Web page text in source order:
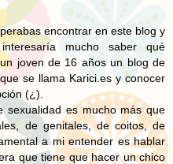
encontrar en este blog y
mucho saber qué
joven de 16 años un blog de
se llama Karici.es y conocer
(¿).
sexualidad es mucho más que
de genitales, de coitos, de
a mi entender es hablar
que tiene que hacer un chico